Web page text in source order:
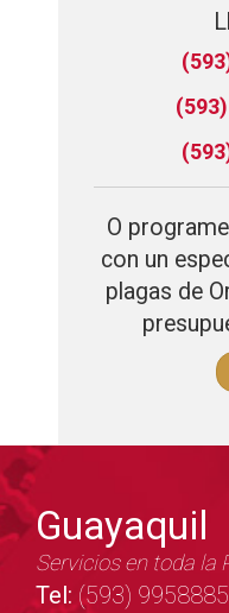
O
con un
plagas de
Guayaquil
Servicios en toda la
Tel: (593)